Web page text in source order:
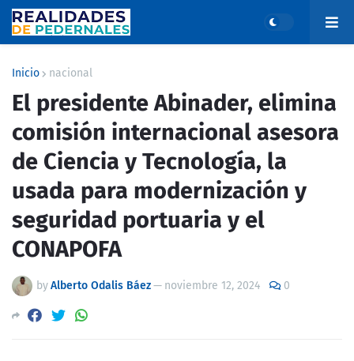
Inicio nacional
El presidente Abinader, elimina
comisión internacional asesora
de Ciencia y Tecnología, la
usada para modernización y
seguridad portuaria y el
CONAPOFA
byAlberto Odalis Báez— noviembre 12, 2024 0